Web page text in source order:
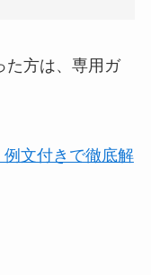
た方は、専用ガ
文付きで徹底解